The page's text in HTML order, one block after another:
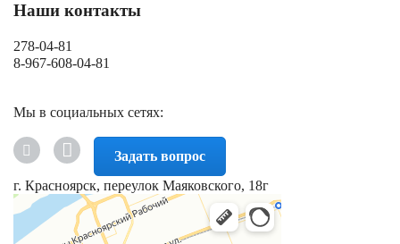
Наши контакты
278-04-81
8-967-608-04-81
Мы в социальных сетях:
Задать вопрос
г. Красноярск, переулок Маяковского, 18г